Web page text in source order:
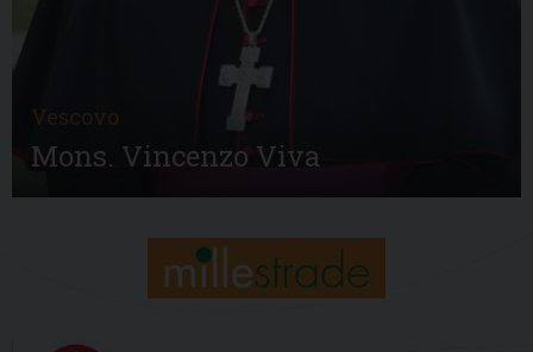
Vescovo
Mons. Vincenzo Viva